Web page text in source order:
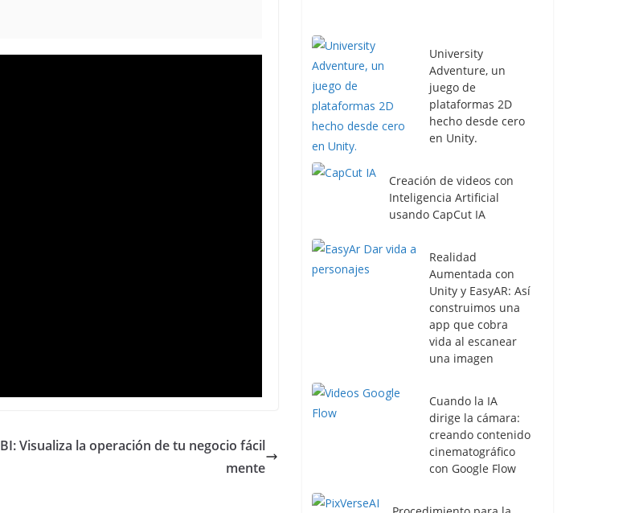
Visualiza la operación de tu negocio fácil
mente
University
Adventure, un
juego de
plataformas 2D
hecho desde cero
en Unity.
Creación de videos con
Inteligencia Artificial
usando CapCut IA
Realidad
Aumentada con
Unity y EasyAR: Así
construimos una
app que cobra
vida al escanear
una imagen
Cuando la IA
dirige la cámara:
creando contenido
cinematográfico
con Google Flow